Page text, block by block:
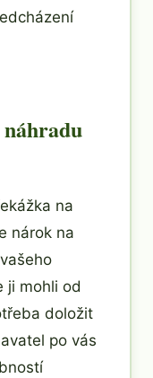
na
nárok na
ji mohli od
doložit
po vás